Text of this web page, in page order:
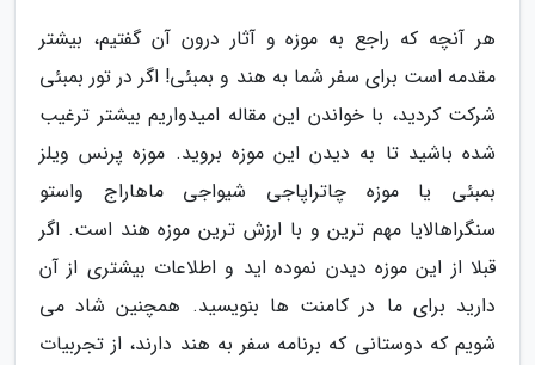
هر آنچه که راجع به موزه و آثار درون آن گفتیم، بیشتر
مقدمه است برای سفر شما به هند و بمبئی! اگر در تور بمبئی
شرکت کردید، با خواندن این مقاله امیدواریم بیشتر ترغیب
شده باشید تا به دیدن این موزه بروید. موزه پرنس ویلز
بمبئی یا موزه چاتراپاجی شیواجی ماهاراج واستو
سنگراهالایا مهم ترین و با ارزش ترین موزه هند است. اگر
قبلا از این موزه دیدن نموده اید و اطلاعات بیشتری از آن
دارید برای ما در کامنت ها بنویسید. همچنین شاد می
شویم که دوستانی که برنامه سفر به هند دارند، از تجربیات